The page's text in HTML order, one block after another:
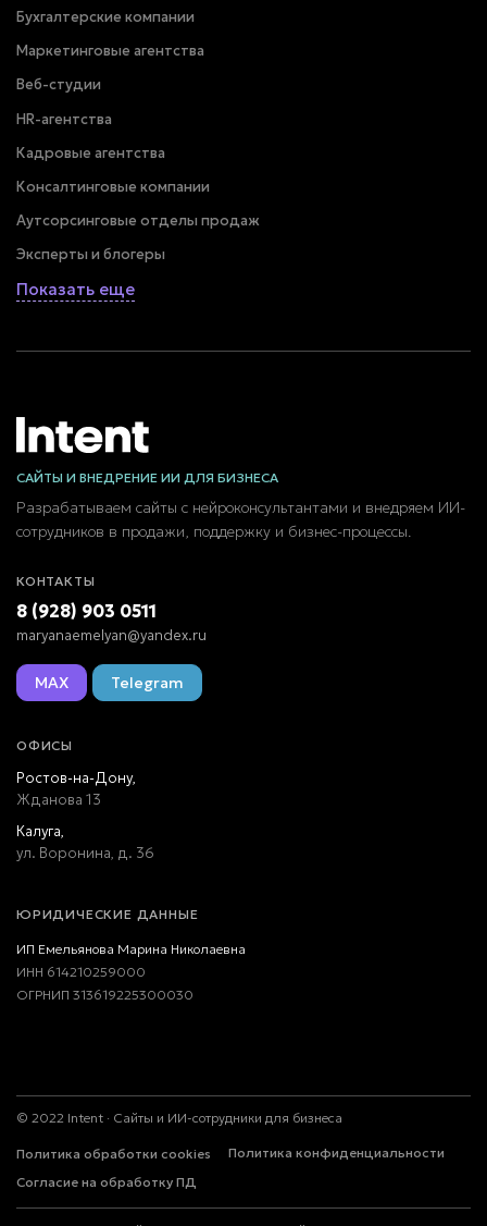
Бухгалтерские компании
Маркетинговые агентства
Веб-студии
HR-агентства
Кадровые агентства
Консалтинговые компании
Аутсорсинговые отделы продаж
Эксперты и блогеры
Показать еще
САЙТЫ И ВНЕДРЕНИЕ ИИ ДЛЯ БИЗНЕСА
Разрабатываем сайты с нейроконсультантами и внедряем ИИ-
сотрудников в продажи, поддержку и бизнес-процессы.
КОНТАКТЫ
8 (928) 903 0511
maryanaemelyan@yandex.ru
MAX Telegram
ОФИСЫ
Ростов-на-Дону,
Жданова 13
Калуга,
ул. Воронина, д. 36
ЮРИДИЧЕСКИЕ ДАННЫЕ
ИП Емельянова Марина Николаевна
ИНН 614210259000
ОГРНИП 313619225300030
© 2022 Intent · Сайты и ИИ-сотрудники для бизнеса
Политика обработки cookies
Политика конфиденциальности
Согласие на обработку ПД